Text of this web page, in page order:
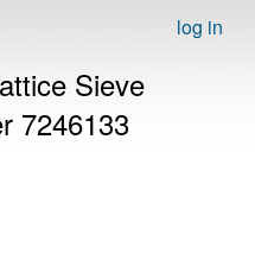
log in
Sieve
7246133